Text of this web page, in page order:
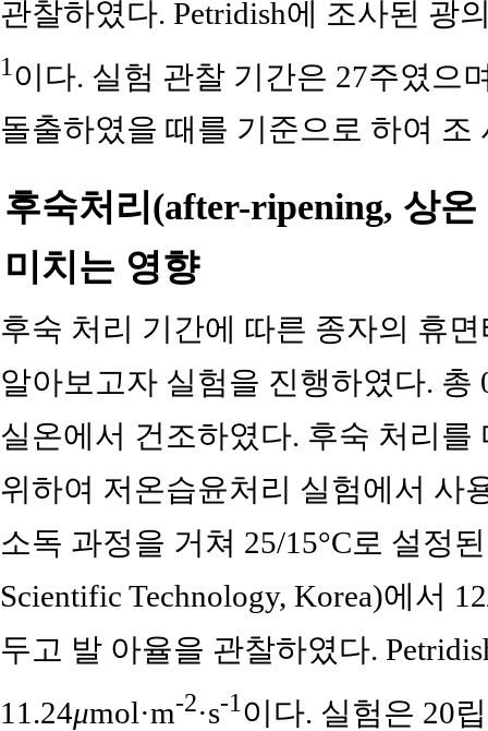
관찰하였다. Petridish에 조사된 광
1 이다. 실험 관찰 기간은 27주였으
돌출하였을 때를 기준으로 하여 조
후숙처리(after-ripening, 상
미치는 영향
후숙 처리 기간에 따른 종자의 휴
알아보고자 실험을 진행하였다. 총
실온에서 건조하였다. 후숙 처리
위하여 저온습윤처리 실험에서 사
소독 과정을 거쳐 25/15°C로 설정
Scientific Technology, Korea)에서
두고 발 아율을 관찰하였다.
11.24μmol·m-2·s-1이다. 실험은 20